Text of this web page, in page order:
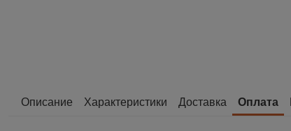
Описание Характеристики Доставка Оплата